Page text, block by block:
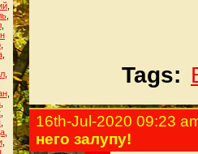
,
,
,
Tags:
16th-Jul-2020 09:23
него залупу!